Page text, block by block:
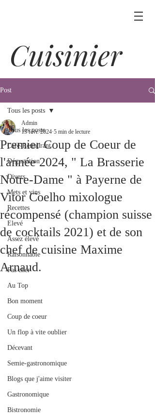
Cuisinier
Post
Tous les posts
Café-Restaurant
Dégustation
Divers
Mets et vins
Recettes
Elevé
Assez élevé
Raisonnable
Pas cher
Au Top
Bon moment
Coup de coeur
Un flop à vite oublier
Décevant
Semie-gastronomique
Blogs que j'aime visiter
Gastronomique
Bistronomie
Tous les posts
Premier Coup de Coeur de
l'année 2024, " La Brasserie
Notre-Dame " à Payerne de
Vitor Coelho mixologue
récompensé (champion suisse
de cocktails 2021) et de son
chef de cuisine Maxime
Arnaud.
Admin
13 févr. 2024 5 min de lecture